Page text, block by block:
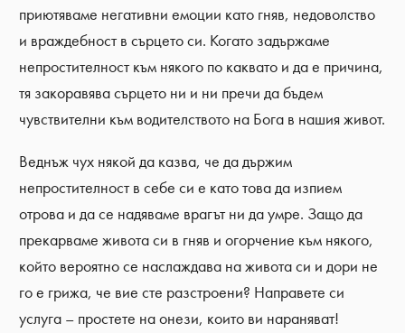
приютяваме негативни емоции като гняв, недоволство
и враждебност в сърцето си. Когато задържаме
непростителност към някого по каквато и да е причина,
тя закоравява сърцето ни и ни пречи да бъдем
чувствителни към водителството на Бога в нашия живот.
Веднъж чух някой да казва, че да държим
непростителност в себе си е като това да изпием
отрова и да се надяваме врагът ни да умре. Защо да
прекарваме живота си в гняв и огорчение към някого,
който вероятно се наслаждава на живота си и дори не
го е грижа, че вие сте разстроени? Направете си
услуга – простете на онези, които ви нараняват!